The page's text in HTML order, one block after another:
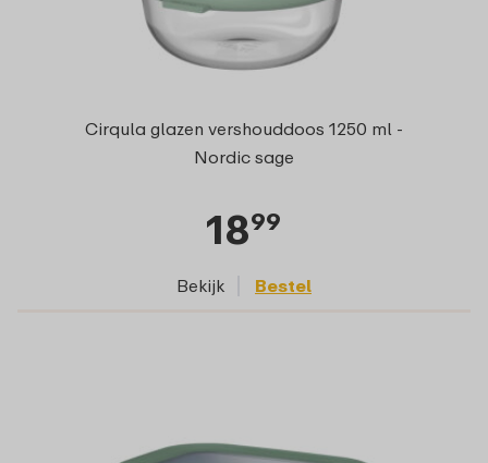
Cirqula glazen vershouddoos 1250 ml -
Nordic sage
1899
Bekijk Bestel